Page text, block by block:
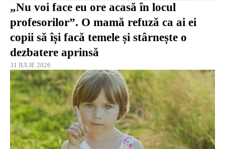
„Nu voi face eu ore acasă în locul
profesorilor”. O mamă refuză ca ai ei
copii să își facă temele și stârnește o
dezbatere aprinsă
31 IULIE 2026